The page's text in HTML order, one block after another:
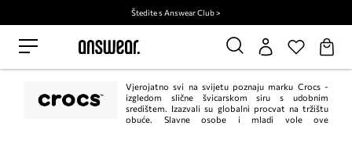
Štedite s Answear Club >
Vjerojatno svi na svijetu poznaju marku Crocs -
izgledom slične švicarskom siru s udobnim
središtem. Izazvali su globalni procvat na tržištu
obuće. Slavne osobe i mladi vole ove